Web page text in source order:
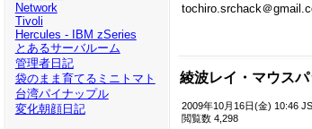
Network
Tivoli
Hercules - IBM zSeries
とあるサーバルーム
管理者日記
袋のまま育てるミニトマト
台湾パイナップル
変化朝顔日記
tochiro.srchack＠
綾波レイ・マウスパ
2009年10月16日(金) 10:46
閲覧数 4,298